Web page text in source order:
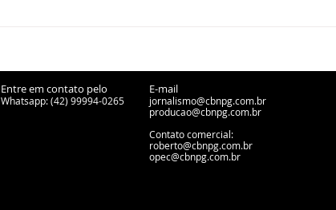
urbanos
Entre em contato pelo
Whatsapp: (42) 99994-0265
E-mail
jornalismo@cbnpg.com.br
producao@cbnpg.com.br
Contato comercial:
roberto@cbnpg.com.br
opec@cbnpg.com.br